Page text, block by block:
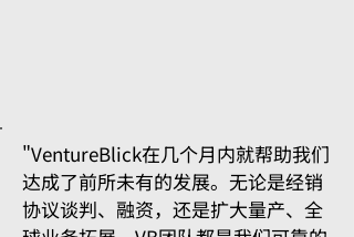
"VentureBlick在几个月内就帮助我们
达成了前所未有的发展。无论是经销
协议谈判、融资，还是扩大量产、全